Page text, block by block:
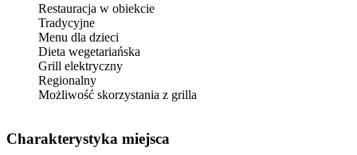
Restauracja w obiekcie
Tradycyjne
Menu dla dzieci
Dieta wegetariańska
Grill elektryczny
Regionalny
Możliwość skorzystania z grilla
Charakterystyka miejsca